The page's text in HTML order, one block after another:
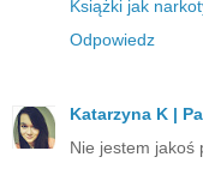
Książki jak
Odpowiedz
Katarzyna K |
Nie jestem jakoś